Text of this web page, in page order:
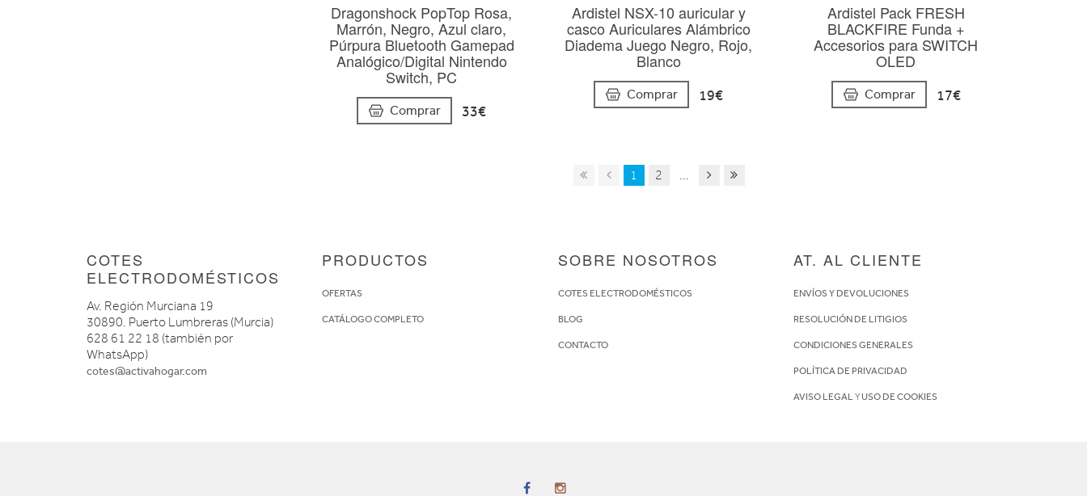
Dragonshock PopTop Rosa,
Marrón, Negro, Azul claro,
Púrpura Bluetooth Gamepad
Analógico/Digital Nintendo
Switch, PC
Comprar 33€
Ardistel NSX-10 auricular y
casco Auriculares Alámbrico
Diadema Juego Negro, Rojo,
Blanco
Comprar 19€
Ardistel Pack FRESH
BLACKFIRE Funda +
Accesorios para SWITCH
OLED
Comprar 17€
1 2 ...
COTES
ELECTRODOMÉSTICOS
Av. Región Murciana 19
30890. Puerto Lumbreras (Murcia)
628 61 22 18 (también por
WhatsApp)
cotes@activahogar.com
PRODUCTOS
OFERTAS
CATÁLOGO COMPLETO
SOBRE NOSOTROS
COTES ELECTRODOMÉSTICOS
BLOG
CONTACTO
AT. AL CLIENTE
ENVÍOS Y DEVOLUCIONES
RESOLUCIÓN DE LITIGIOS
CONDICIONES GENERALES
POLÍTICA DE PRIVACIDAD
AVISO LEGALYUSO DE COOKIES